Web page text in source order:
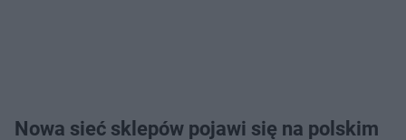
Nowa sieć sklepów pojawi się na polskim